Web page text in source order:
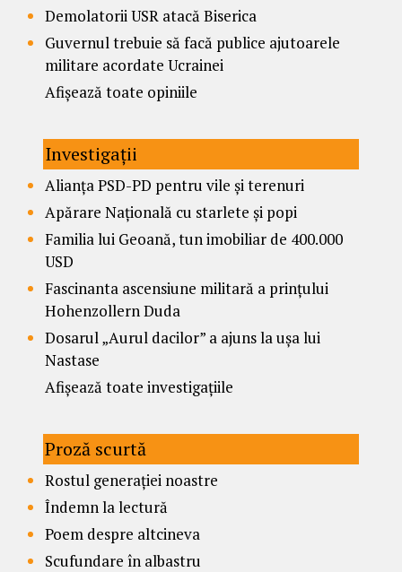
Demolatorii USR atacă Biserica
Guvernul trebuie să facă publice ajutoarele
militare acordate Ucrainei
Afișează toate opiniile
Investigații
Alianța PSD-PD pentru vile și terenuri
Apărare Națională cu starlete și popi
Familia lui Geoană, tun imobiliar de 400.000
USD
Fascinanta ascensiune militară a prințului
Hohenzollern Duda
Dosarul „Aurul dacilor” a ajuns la ușa lui
Nastase
Afișează toate investigațiile
Proză scurtă
Rostul generației noastre
Îndemn la lectură
Poem despre altcineva
Scufundare în albastru